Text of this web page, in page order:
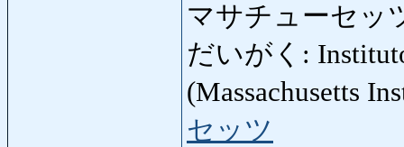
マサチューセッ
だいがく:
(Massachusetts
セッツ